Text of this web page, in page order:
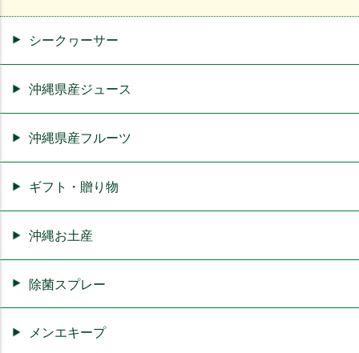
シークヮーサー
沖縄県産ジュース
沖縄県産フルーツ
ギフト・贈り物
沖縄お土産
除菌スプレー
メンエキープ